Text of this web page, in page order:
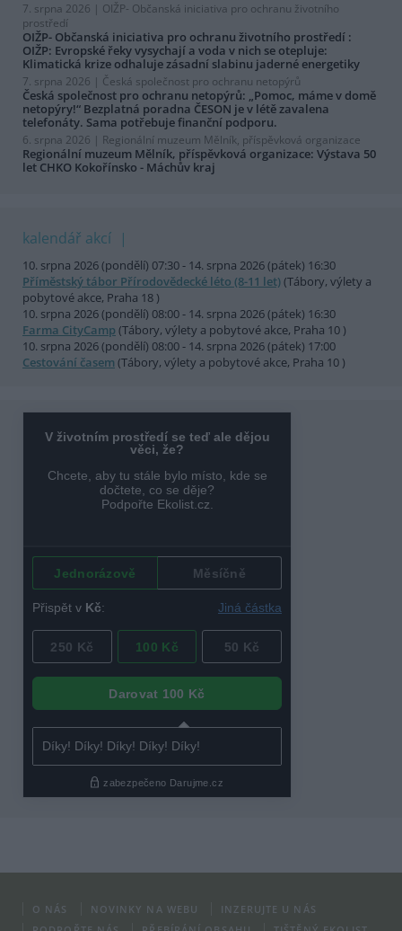
7. srpna 2026 | OIŽP- Občanská iniciativa pro ochranu životního
prostředí
OIŽP- Občanská iniciativa pro ochranu životního prostředí :
OIŽP: Evropské řeky vysychají a voda v nich se otepluje:
Klimatická krize odhaluje zásadní slabinu jaderné energetiky
7. srpna 2026 | Česká společnost pro ochranu netopýrů
Česká společnost pro ochranu netopýrů: „Pomoc, máme v domě
netopýry!“ Bezplatná poradna ČESON je v létě zavalena
telefonáty. Sama potřebuje finanční podporu.
6. srpna 2026 | Regionální muzeum Mělník, příspěvková organizace
Regionální muzeum Mělník, příspěvková organizace: Výstava 50
let CHKO Kokořínsko - Máchův kraj
kalendář akcí
10. srpna 2026 (pondělí) 07:30 - 14. srpna 2026 (pátek) 16:30
Příměstský tábor Přírodovědecké léto (8-11 let)(Tábory, výlety a
pobytové akce, Praha 18 )
10. srpna 2026 (pondělí) 08:00 - 14. srpna 2026 (pátek) 16:30
Farma CityCamp (Tábory, výlety a pobytové akce, Praha 10 )
10. srpna 2026 (pondělí) 08:00 - 14. srpna 2026 (pátek) 17:00
Cestování časem (Tábory, výlety a pobytové akce, Praha 10 )
O NÁS NOVINKY NA WEBU
INZERUJTE U NÁS